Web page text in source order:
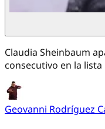
Claudia Sheinbaum
consecutivo en la
Geovanni Rodríguez